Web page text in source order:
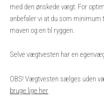
med den ønskede vægt. For
anbefaler vi at du som minimum
maven og en til ryggen.
Selve vægtvesten har en
OBS! Vægtvesten sælges uden
bruge lige her